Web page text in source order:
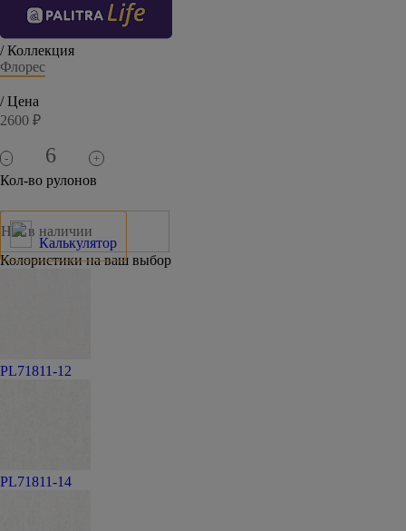
/ Коллекция
Флорес
/ Цена
2600 ₽
- +
Кол-во рулонов
Калькулятор
Нет в наличии
Колористики на ваш выбор
PL71811-12
PL71811-14